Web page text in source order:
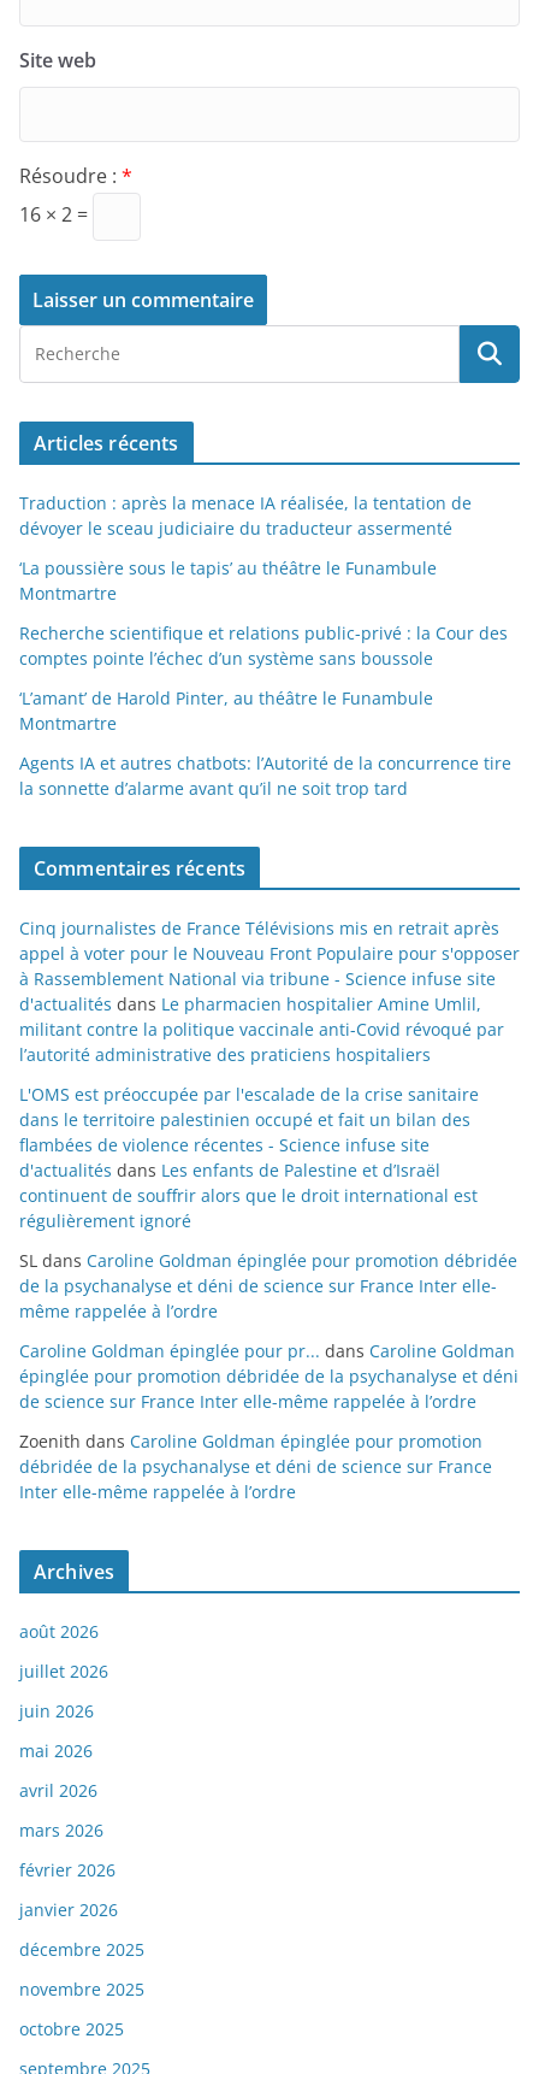
Site web
Résoudre : *
16 × 2 =
Articles récents
Traduction : après la menace IA réalisée, la tentation de
dévoyer le sceau judiciaire du traducteur assermenté
‘La poussière sous le tapis’ au théâtre le Funambule
Montmartre
Recherche scientifique et relations public-privé : la Cour des
comptes pointe l’échec d’un système sans boussole
‘L’amant’ de Harold Pinter, au théâtre le Funambule
Montmartre
Agents IA et autres chatbots: l’Autorité de la concurrence tire
la sonnette d’alarme avant qu’il ne soit trop tard
Commentaires récents
Cinq journalistes de France Télévisions mis en retrait après
appel à voter pour le Nouveau Front Populaire pour s'opposer
à Rassemblement National via tribune - Science infuse site
d'actualités dans Le pharmacien hospitalier Amine Umlil,
militant contre la politique vaccinale anti-Covid révoqué par
l’autorité administrative des praticiens hospitaliers
L'OMS est préoccupée par l'escalade de la crise sanitaire
dans le territoire palestinien occupé et fait un bilan des
flambées de violence récentes - Science infuse site
d'actualités dans Les enfants de Palestine et d’Israël
continuent de souffrir alors que le droit international est
régulièrement ignoré
SL dans Caroline Goldman épinglée pour promotion débridée
de la psychanalyse et déni de science sur France Inter elle-
même rappelée à l’ordre
Caroline Goldman épinglée pour pr... dans Caroline Goldman
épinglée pour promotion débridée de la psychanalyse et déni
de science sur France Inter elle-même rappelée à l’ordre
Zoenith dans Caroline Goldman épinglée pour promotion
débridée de la psychanalyse et déni de science sur France
Inter elle-même rappelée à l’ordre
Archives
août 2026
juillet 2026
juin 2026
mai 2026
avril 2026
mars 2026
février 2026
janvier 2026
décembre 2025
novembre 2025
octobre 2025
septembre 2025